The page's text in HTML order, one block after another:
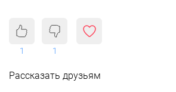
1 1
Рассказать друзьям